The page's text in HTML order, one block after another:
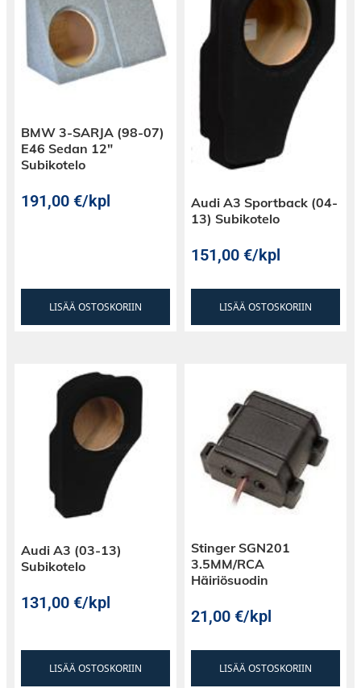
BMW 3-SARJA (98-07)
E46 Sedan 12″
Subikotelo
191,00€/kpl
LISÄÄ OSTOSKORIIN
Audi A3 Sportback (04-
13) Subikotelo
151,00€/kpl
LISÄÄ OSTOSKORIIN
Audi A3 (03-13)
Subikotelo
131,00€/kpl
LISÄÄ OSTOSKORIIN
Stinger SGN201
3.5MM/RCA
Häiriösuodin
21,00€/kpl
LISÄÄ OSTOSKORIIN